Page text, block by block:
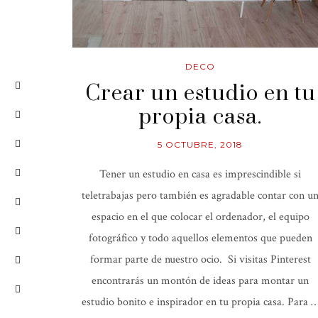
DECO
Crear un estudio en tu
propia casa.
5 OCTUBRE, 2018
Tener un estudio en casa es imprescindible si
teletrabajas pero también es agradable contar con un
espacio en el que colocar el ordenador, el equipo
fotográfico y todo aquellos elementos que pueden
formar parte de nuestro ocio. Si visitas Pinterest
encontrarás un montón de ideas para montar un
estudio bonito e inspirador en tu propia casa. Para